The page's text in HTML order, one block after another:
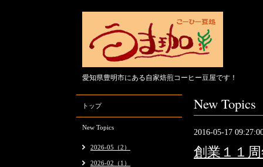
愛知県豊明市にある自家焙煎コーヒー豆屋です！
New Topics
2016-05-17
創業１１
トップ
New Topics
2026-05（2）
2026-02（1）